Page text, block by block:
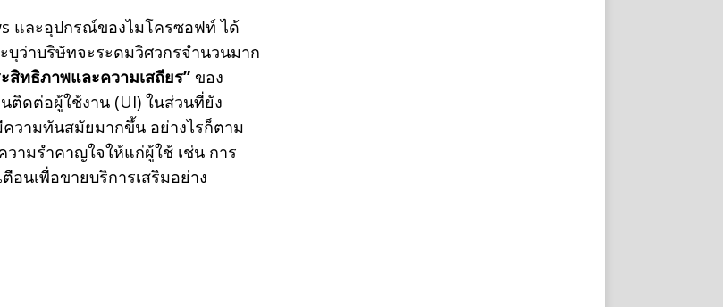
และอุปกรณ์ของไมโครซอฟท์ ได้
ว่าบริษัทจะระดมวิศวกรจำนวนมาก
สิทธิภาพและความเสถียร” ของ
ติดต่อผู้ใช้งาน (UI) ในส่วนที่ยัง
วามทันสมัยมากขึ้น อย่างไรก็ตาม
วามรำคาญใจให้แก่ผู้ใช้ เช่น การ
นเพื่อขายบริการเสริมอย่าง